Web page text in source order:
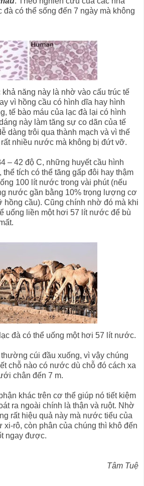
đà có thể sống đến 7 ngày mà không
năng này là nhờ vào cấu trúc tế
vì hồng cầu có hình dĩa hay hình
tế bào máu của lạc đà lại có hình
này làm tăng sự co dãn của tế
dàng trôi qua thành mạch và vì thế
nhiều nước mà không bị đứt vỡ.
– 42 độ C, những huyết cầu hình
tích có thể tăng gấp đôi hay thậm
100 lít nước trong vài phút (nếu
nước gần bằng 10% trọng lượng cơ
hồng cầu). Cũng chính nhờ đó mà khi
uống liền một hơi 57 lít nước để bù
đà có thể uống một hơi 57 lít nước.
cúi đầu xuống, vì vậy chúng
chỗ nào có nước dù chỗ đó cách xa
chân đến 7 m.
khác trên cơ thể giúp nó tiết kiệm
ra ngoài chính là thận và ruột. Nhờ
rất hiệu quả này mà nước tiểu của
xi-rô, còn phân của chúng thì khô đến
ngay được.
Tâm Tuệ